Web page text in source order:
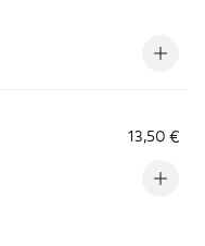
13,50 €